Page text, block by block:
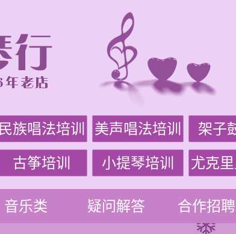
民族唱法培训 美声唱法培训 架子
古筝培训 小提琴培训 尤克
音乐类 疑问解答 合作招聘